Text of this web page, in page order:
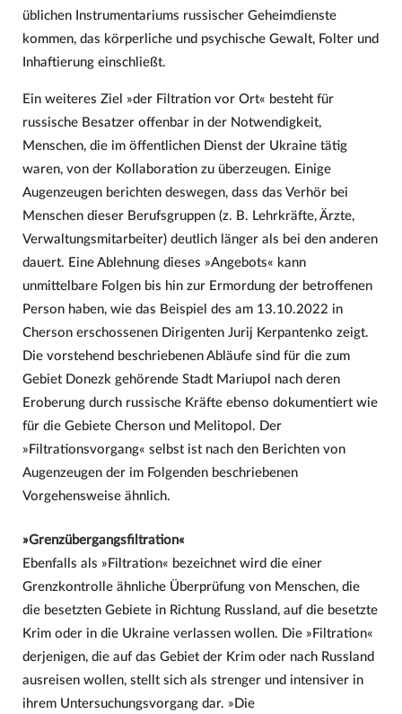
üblichen Instrumentariums russischer Geheimdienste
kommen, das körperliche und psychische Gewalt, Folter und
Inhaftierung einschließt.
Ein weiteres Ziel »der Filtration vor Ort« besteht für
russische Besatzer offenbar in der Notwendigkeit,
Menschen, die im öffentlichen Dienst der Ukraine tätig
waren, von der Kollaboration zu überzeugen. Einige
Augenzeugen berichten deswegen, dass das Verhör bei
Menschen dieser Berufsgruppen (z. B. Lehrkräfte, Ärzte,
Verwaltungsmitarbeiter) deutlich länger als bei den anderen
dauert. Eine Ablehnung dieses »Angebots« kann
unmittelbare Folgen bis hin zur Ermordung der betroffenen
Person haben, wie das Beispiel des am 13.10.2022 in
Cherson erschossenen Dirigenten Jurij Kerpantenko zeigt.
Die vorstehend beschriebenen Abläufe sind für die zum
Gebiet Donezk gehörende Stadt Mariupol nach deren
Eroberung durch russische Kräfte ebenso dokumentiert wie
für die Gebiete Cherson und Melitopol. Der
»Filtrationsvorgang« selbst ist nach den Berichten von
Augenzeugen der im Folgenden beschriebenen
Vorgehensweise ähnlich.
»Grenzübergangsfiltration«
Ebenfalls als »Filtration« bezeichnet wird die einer
Grenzkontrolle ähnliche Überprüfung von Menschen, die
die besetzten Gebiete in Richtung Russland, auf die besetzte
Krim oder in die Ukraine verlassen wollen. Die »Filtration«
derjenigen, die auf das Gebiet der Krim oder nach Russland
ausreisen wollen, stellt sich als strenger und intensiver in
ihrem Untersuchungsvorgang dar. »Die